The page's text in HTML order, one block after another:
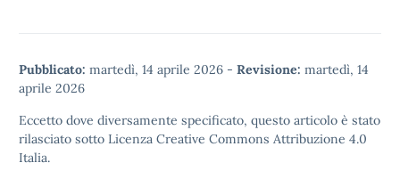
Pubblicato: martedì, 14 aprile 2026 - Revisione: martedì, 14
aprile 2026
Eccetto dove diversamente specificato, questo articolo è stato
rilasciato sotto Licenza Creative Commons Attribuzione 4.0
Italia.